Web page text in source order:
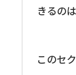
きるの
このセ